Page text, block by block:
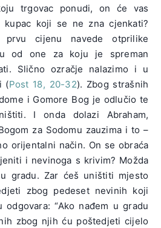
trgovac ponudi, on će vas
koji se ne zna cjenkati?
cijenu navede otprilike
od one za koju je spreman
Slično ozračje nalazimo i u
(Post 18, 20-32). Zbog strašnih
i Gomore Bog je odlučio te
I onda dolazi Abraham,
za Sodomu zauzima i to –
orijentalni način. On se obraća
i nevinoga s krivim? Možda
gradu. Zar ćeš uništiti mjesto
zbog pedeset nevinih koji
odgovara: “Ako nađem u gradu
zbog njih ću poštedjeti cijelo